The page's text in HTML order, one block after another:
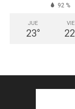
92 %
JUE
23°
VIE
22